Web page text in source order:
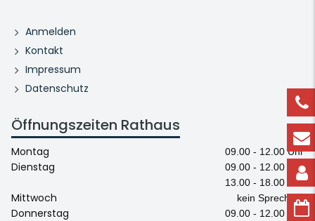
Anmelden
Kontakt
Impressum
Datenschutz
Öffnungszeiten Rathaus
Montag 09.00 - 12.00 Uhr
Dienstag
09.00 - 12.00 Uhr
13.00 - 18.00 Uhr
Mittwoch kein Sprechtag
Donnerstag
09.00 - 12.00 Uhr